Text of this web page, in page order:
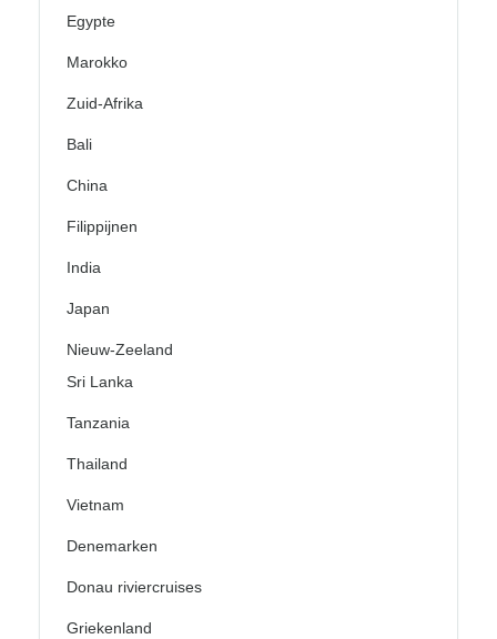
Egypte
Marokko
Zuid-Afrika
Bali
China
Filippijnen
India
Japan
Nieuw-Zeeland
Sri Lanka
Tanzania
Thailand
Vietnam
Denemarken
Donau riviercruises
Griekenland